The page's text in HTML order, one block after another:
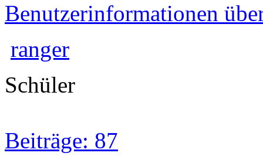
Benutzerinformationen
ranger
Schüler
Beiträge: 87